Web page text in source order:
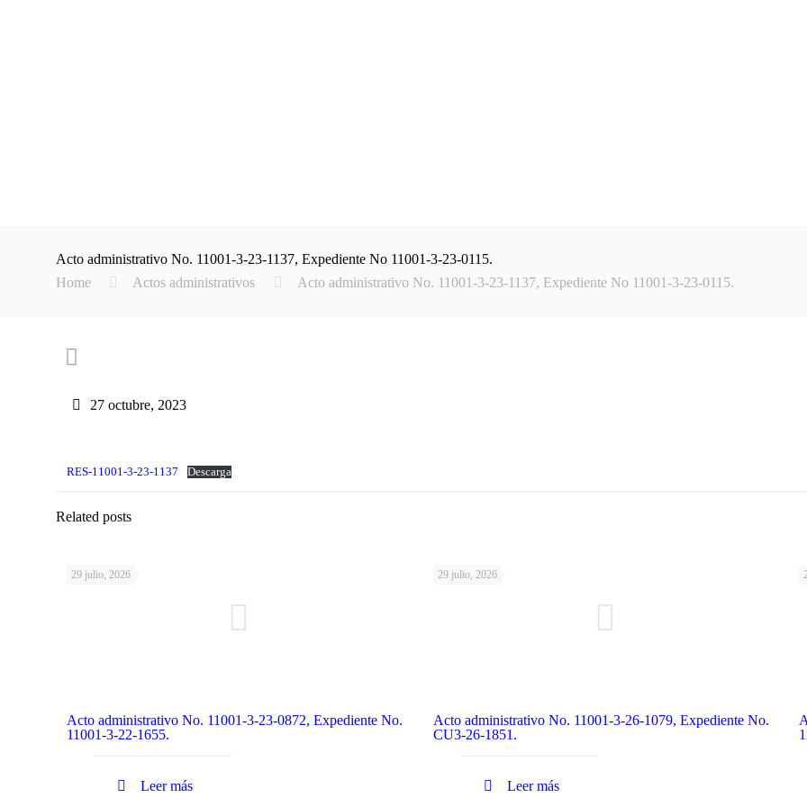
Acto administrativo No. 11001-3-23-1137, Expediente No 11001-3-23-0115.
Home
Actos administrativos Acto administrativo No. 11001-3-23-1137, Expediente No 11001-3-23-0115.
27 octubre, 2023
RES-11001-3-23-1137 Descarga
Related posts
29 julio, 2026
Acto administrativo No. 11001-3-23-0872, Expediente No.
11001-3-22-1655.
Leer más
29 julio, 2026
Acto administrativo No. 11001-3-26-1079, Expediente No.
CU3-26-1851.
Leer más